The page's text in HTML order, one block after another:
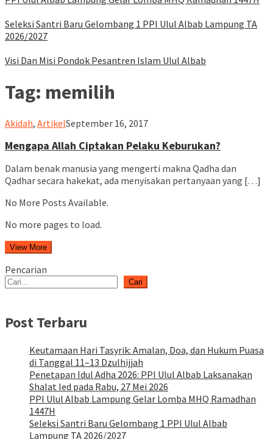
Seleksi Santri Baru Gelombang 1 PPI Ulul Albab Lampung TA
2026/2027
Visi Dan Misi Pondok Pesantren Islam Ulul Albab
Tag: memilih
Akidah, Artikelululalbablampung
September 16, 2017
Mengapa Allah Ciptakan Pelaku Keburukan?
Dalam benak manusia yang mengerti makna Qadha dan
Qadhar secara hakekat, ada menyisakan pertanyaan yang […]
No More Posts Available.
No more pages to load.
View More
Pencarian
Cari
Post Terbaru
Keutamaan Hari Tasyrik: Amalan, Doa, dan Hukum Puasa
di Tanggal 11–13 Dzulhijjah
Penetapan Idul Adha 2026: PPI Ulul Albab Laksanakan
Shalat Ied pada Rabu, 27 Mei 2026
PPI Ulul Albab Lampung Gelar Lomba MHQ Ramadhan
1447H
Seleksi Santri Baru Gelombang 1 PPI Ulul Albab
Lampung TA 2026/2027